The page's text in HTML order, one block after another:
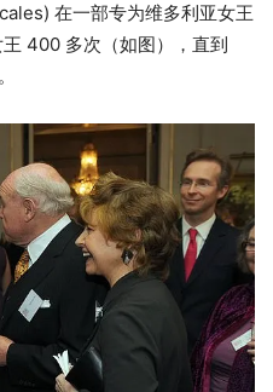
在一部专为维多利亚女王
400 多次（如图），直到